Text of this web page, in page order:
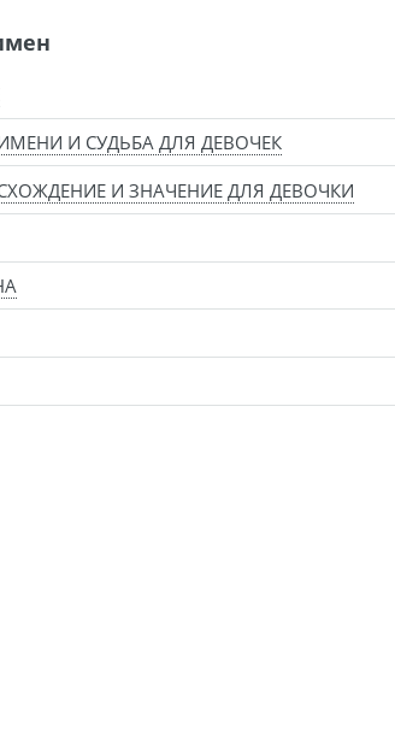
И СУДЬБА ДЛЯ ДЕВОЧЕК
И ЗНАЧЕНИЕ ДЛЯ ДЕВОЧКИ